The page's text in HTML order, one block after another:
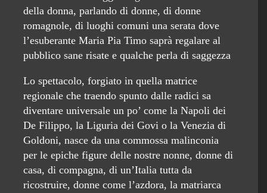
della donna, parlando di donne, di donne
romagnole, di luoghi comuni una serata dove
l’esuberante Maria Pia Timo saprà regalare al
pubblico sane risate e qualche perla di saggezza
Lo spettacolo, forgiato in quella matrice
regionale che traendo spunto dalle radici sa
diventare universale un po’ come la Napoli dei
De Filippo, la Liguria dei Govi o la Venezia di
Goldoni, nasce da una commossa malinconia
per le epiche figure delle nostre nonne, donne di
casa, di compagna, di un’Italia tutta da
ricostruire, donne come l’azdora, la matriarca